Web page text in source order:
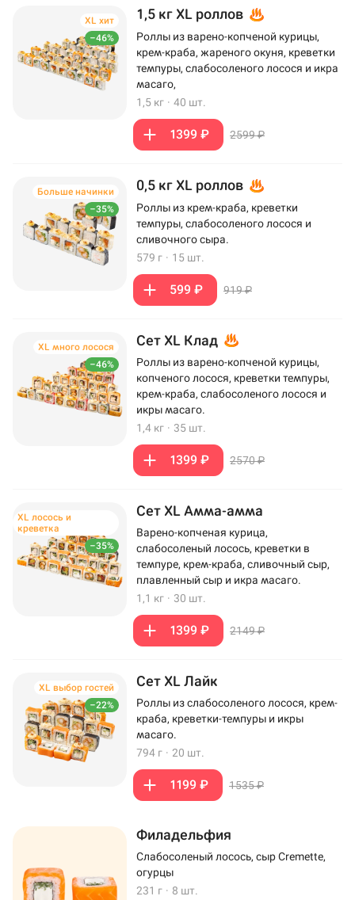
–46%
XL хит 1,5 кг XL роллов
Роллы из варено-копченой курицы,
крем-краба, жареного окуня, креветки
темпуры, слабосоленого лосося и икра
масаго,
1,5 кг · 40 шт.
1399 ₽ 2599 ₽
–35%
Больше начинки 0,5 кг XL роллов
Роллы из крем-краба, креветки
темпуры, слабосоленого лосося и
сливочного сыра.
579 г · 15 шт.
599 ₽ 919 ₽
–46%
XL много лосося Сет XL Клад
Роллы из варено-копченой курицы,
копченого лосося, креветки темпуры,
крем-краба, слабосоленого лосося и
икры масаго.
1,4 кг · 35 шт.
1399 ₽ 2570 ₽
–35%
XL лосось и
креветка
Сет XL Амма-амма
Варено-копченая курица,
слабосоленый лосось, креветки в
темпуре, крем-краба, сливочный сыр,
плавленный сыр и икра масаго.
1,1 кг · 30 шт.
1399 ₽ 2149 ₽
–22%
XL выбор гостей Сет XL Лайк
Роллы из слабосоленого лосося, крем-
краба, креветки-темпуры и икры
масаго.
794 г · 20 шт.
1199 ₽ 1535 ₽
Филадельфия
Слабосоленый лосось, сыр Cremette,
огурцы
231 г · 8 шт.